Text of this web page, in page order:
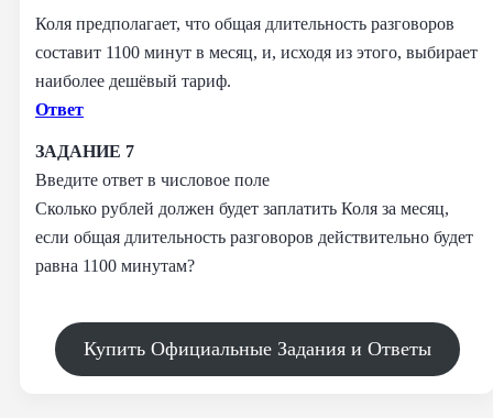
Коля предполагает, что общая длительность разговоров
составит 1100 минут в месяц, и, исходя из этого, выбирает
наиболее дешёвый тариф.
Ответ
ЗАДАНИЕ 7
Введите ответ в числовое поле
Сколько рублей должен будет заплатить Коля за месяц,
если общая длительность разговоров действительно будет
равна 1100 минутам?
Купить Официальные Задания и Ответы